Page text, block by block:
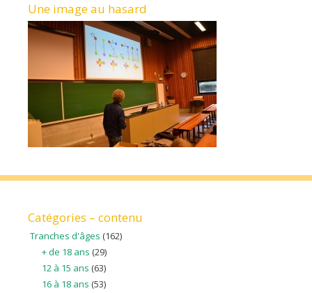
Une image au hasard
Catégories – contenu
Tranches d'âges (162)
+ de 18 ans (29)
12 à 15 ans (63)
16 à 18 ans (53)